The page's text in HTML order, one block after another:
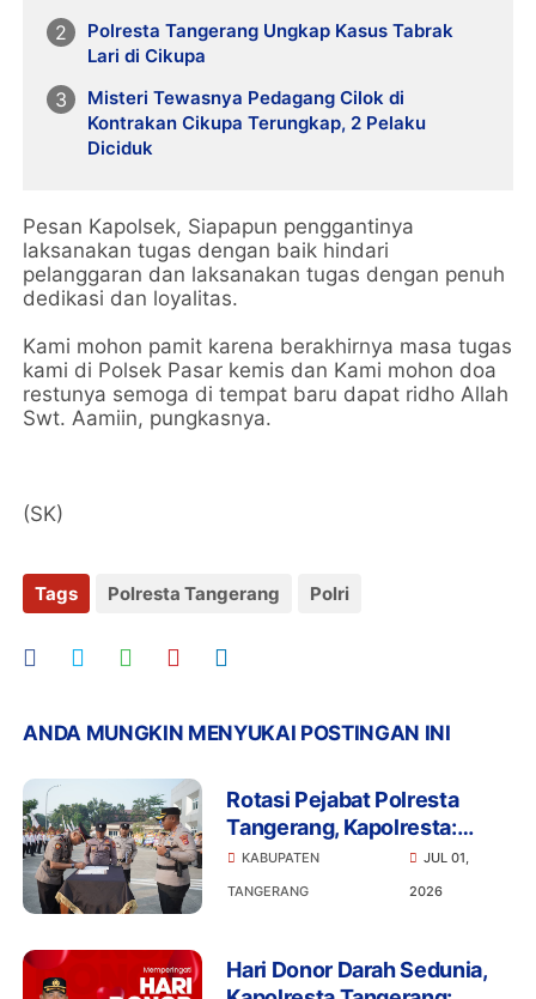
Polresta Tangerang Ungkap Kasus Tabrak
Lari di Cikupa
Misteri Tewasnya Pedagang Cilok di
Kontrakan Cikupa Terungkap, 2 Pelaku
Diciduk
Pesan Kapolsek, Siapapun penggantinya
laksanakan tugas dengan baik hindari
pelanggaran dan laksanakan tugas dengan penuh
dedikasi dan loyalitas.
Kami mohon pamit karena berakhirnya masa tugas
kami di Polsek Pasar kemis dan Kami mohon doa
restunya semoga di tempat baru dapat ridho Allah
Swt. Aamiin, pungkasnya.
(SK)
Tags Polresta Tangerang Polri
ANDA MUNGKIN MENYUKAI POSTINGAN INI
Rotasi Pejabat Polresta
Tangerang, Kapolresta:
Organisasi Harus Terus
Bergerak Menjawab
KABUPATEN
TANGERANG
JUL 01,
2026
Hari Donor Darah Sedunia,